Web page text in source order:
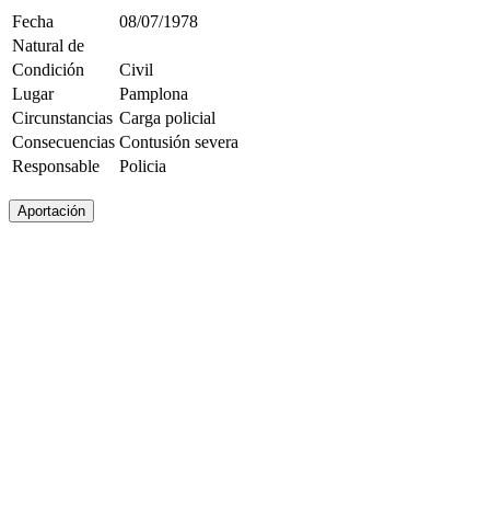
Fecha
08/07/1978
Natural de
Condición
Civil
Lugar
Pamplona
Circunstancias Carga policial
Consecuencias Contusión severa
Responsable
Policia